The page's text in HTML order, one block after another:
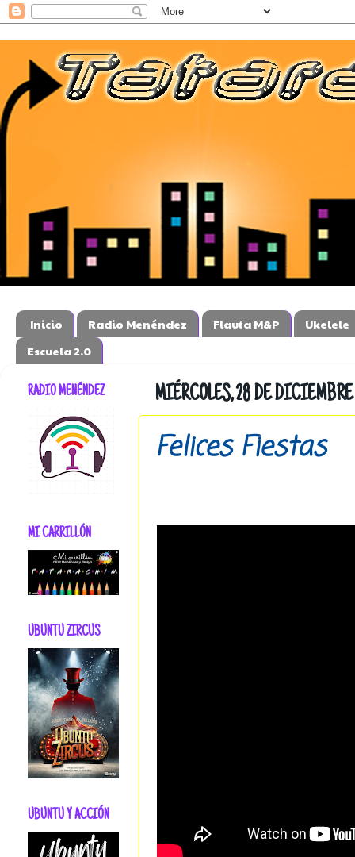
Inicio Radio Menéndez Flauta M&P
Ukelele
Escuela 2.0
MIÉRCOLES, 28 DE DICIEMBRE
Felices Fiestas
RADIO MENÉNDEZ
MI CARRILLÓN
UBUNTU ZIRCUS
UBUNTU Y ACCIÓN